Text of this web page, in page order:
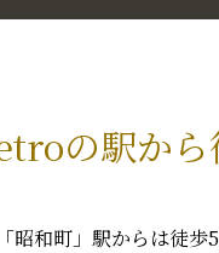
の駅から
和町」駅からは徒歩